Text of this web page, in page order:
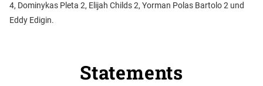
4, Dominykas Pleta 2, Elijah Childs 2, Yorman Polas Bartolo 2 und
Eddy Edigin.
Statements